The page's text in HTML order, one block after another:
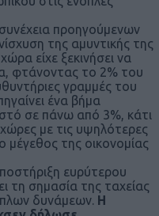
προηγούμενων
της αμυντικής της
είχε ξεκινήσει να
φτάνοντας το 2% του
γραμμές του
ένα βήμα
σε πάνω από 3%, κάτι
με τις υψηλότερες
μέγεθος της οικονομίας
ευρύτερου
τη σημασία της ταχείας
δυνάμεων. Η